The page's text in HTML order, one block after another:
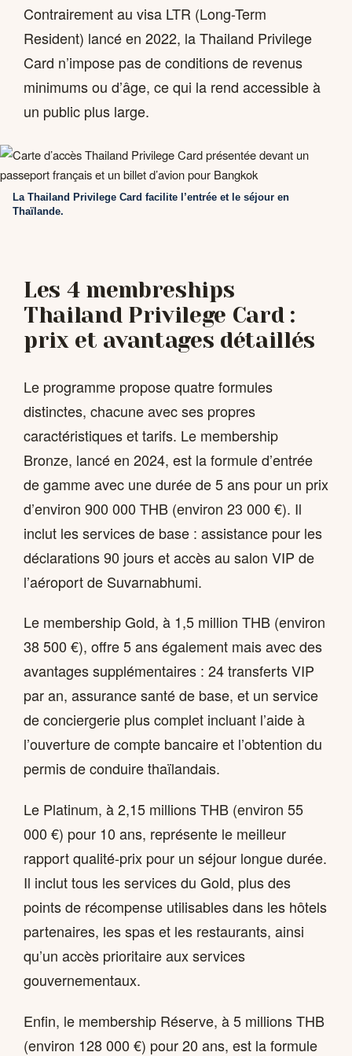
Contrairement au visa LTR (Long-Term
Resident) lancé en 2022, la Thailand Privilege
Card n’impose pas de conditions de revenus
minimums ou d’âge, ce qui la rend accessible à
un public plus large.
La Thailand Privilege Card facilite l’entrée et le séjour en
Thaïlande.
Les 4 membreships
Thailand Privilege Card :
prix et avantages détaillés
Le programme propose quatre formules
distinctes, chacune avec ses propres
caractéristiques et tarifs. Le membership
Bronze, lancé en 2024, est la formule d’entrée
de gamme avec une durée de 5 ans pour un prix
d’environ 900 000 THB (environ 23 000 €). Il
inclut les services de base : assistance pour les
déclarations 90 jours et accès au salon VIP de
l’aéroport de Suvarnabhumi.
Le membership Gold, à 1,5 million THB (environ
38 500 €), offre 5 ans également mais avec des
avantages supplémentaires : 24 transferts VIP
par an, assurance santé de base, et un service
de conciergerie plus complet incluant l’aide à
l’ouverture de compte bancaire et l’obtention du
permis de conduire thaïlandais.
Le Platinum, à 2,15 millions THB (environ 55
000 €) pour 10 ans, représente le meilleur
rapport qualité-prix pour un séjour longue durée.
Il inclut tous les services du Gold, plus des
points de récompense utilisables dans les hôtels
partenaires, les spas et les restaurants, ainsi
qu’un accès prioritaire aux services
gouvernementaux.
Enfin, le membership Réserve, à 5 millions THB
(environ 128 000 €) pour 20 ans, est la formule